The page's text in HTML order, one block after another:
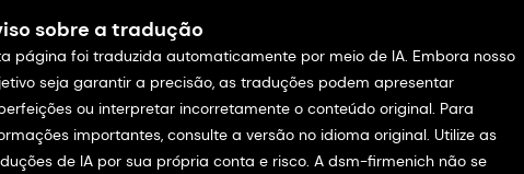
sobre a tradução
página foi traduzida automaticamente por meio de IA. Embora nosso
seja garantir a precisão, as traduções podem apresentar
ou interpretar incorretamente o conteúdo original. Para
importantes, consulte a versão no idioma original. Utilize as
de IA por sua própria conta e risco. A dsm-firmenich não se
contato